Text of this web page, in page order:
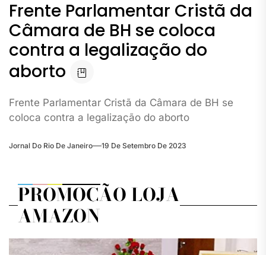
Frente Parlamentar Cristã da
Câmara de BH se coloca
contra a legalização do
aborto
Frente Parlamentar Cristã da Câmara de BH se
coloca contra a legalização do aborto
Jornal Do Rio De Janeiro 19 De Setembro De 2023
PROMOÇÃO LOJA
AMAZON